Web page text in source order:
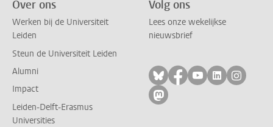
Over ons
Werken bij de Universiteit
Leiden
Steun de Universiteit Leiden
Alumni
Impact
Leiden-Delft-Erasmus
Universities
Volg ons
Lees onze wekelijkse
nieuwsbrief
Volg ons op bluesky
Volg ons op
Volg ons op
Volg ons
Volg
Volg ons op mastodon